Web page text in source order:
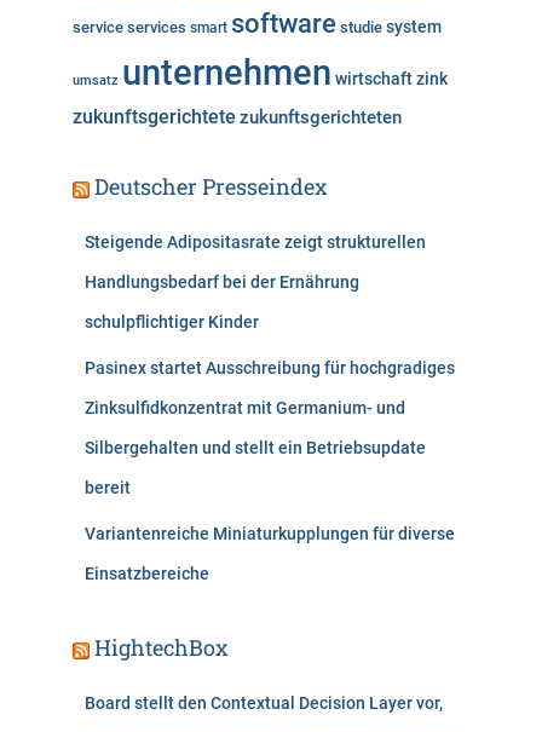
service services smart software studie system
umsatz unternehmen wirtschaftzink
zukunftsgerichtete zukunftsgerichteten
Deutscher Presseindex
Steigende Adipositasrate zeigt strukturellen
Handlungsbedarf bei der Ernährung
schulpflichtiger Kinder
Pasinex startet Ausschreibung für hochgradiges
Zinksulfidkonzentrat mit Germanium- und
Silbergehalten und stellt ein Betriebsupdate
bereit
Variantenreiche Miniaturkupplungen für diverse
Einsatzbereiche
HightechBox
Board stellt den Contextual Decision Layer vor,